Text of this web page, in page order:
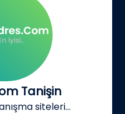
Tanişin
siteleri...